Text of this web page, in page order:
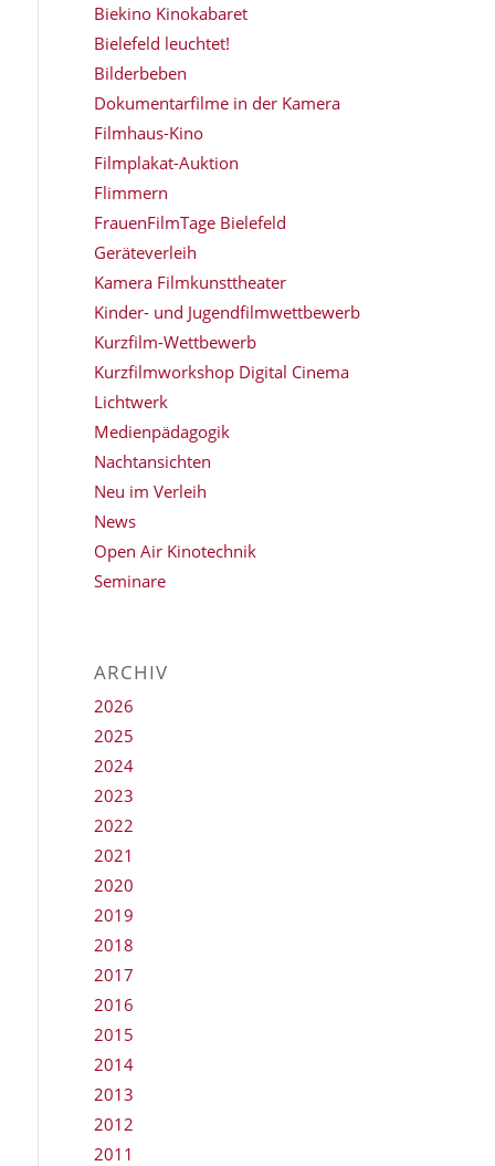
Biekino Kinokabaret
Bielefeld leuchtet!
Bilderbeben
Dokumentarfilme in der Kamera
Filmhaus-Kino
Filmplakat-Auktion
Flimmern
FrauenFilmTage Bielefeld
Geräteverleih
Kamera Filmkunsttheater
Kinder- und Jugendfilmwettbewerb
Kurzfilm-Wettbewerb
Kurzfilmworkshop Digital Cinema
Lichtwerk
Medienpädagogik
Nachtansichten
Neu im Verleih
News
Open Air Kinotechnik
Seminare
ARCHIV
2026
2025
2024
2023
2022
2021
2020
2019
2018
2017
2016
2015
2014
2013
2012
2011